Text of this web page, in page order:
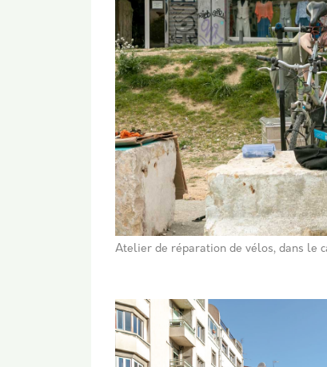
Atelier de réparation de vélos, dans le